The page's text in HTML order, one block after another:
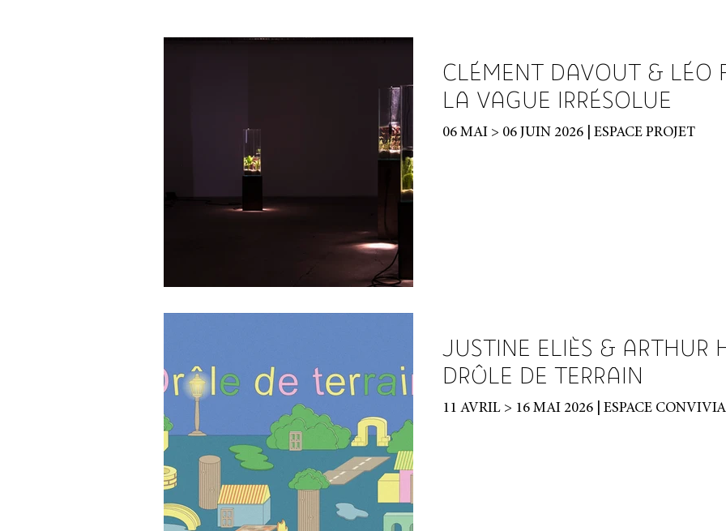
CLÉMENT DAVOUT & LÉO
LA VAGUE IRRÉSOLUE
06 MAI > 06 JUIN 2026 | ESPACE PROJET
JUSTINE ELIÈS & ARTHUR
DRÔLE DE TERRAIN
11 AVRIL > 16 MAI 2026 | ESPACE